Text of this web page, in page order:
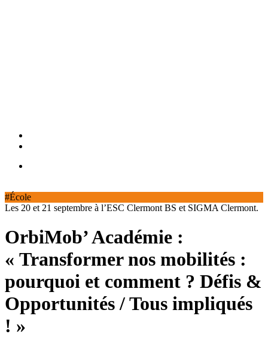
#École
Les 20 et 21 septembre à l’ESC Clermont BS et SIGMA Clermont.
OrbiMob’ Académie :
« Transformer nos mobilités :
pourquoi et comment ? Défis &
Opportunités / Tous impliqués
! »